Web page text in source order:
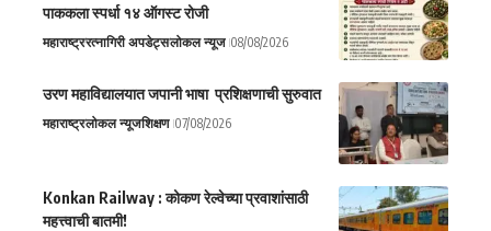
पाककला स्पर्धा १४ ऑगस्ट रोजी
महाराष्ट्ररत्नागिरी अपडेट्सलोकल न्यूज 08/08/2026
उरण महाविद्यालयात जपानी भाषा प्रशिक्षणाची सुरुवात
महाराष्ट्रलोकल न्यूजशिक्षण 07/08/2026
Konkan Railway : कोकण रेल्वेच्या प्रवाशांसाठी
महत्त्वाची बातमी!